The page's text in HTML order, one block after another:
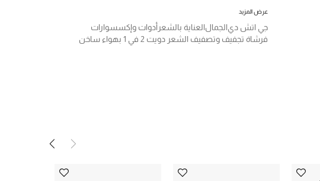
عرض المزيد
جي اتش ديالجمالالعناية بالشعر أدوات وإكسسوارات
فرشاة تجفيف وتصفيف الشعر دويت 2 في 1 بهواء ساخن